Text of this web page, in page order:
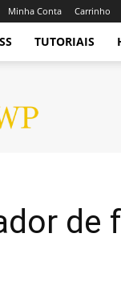
Minha Conta Carrinho
TUTORIAIS
de